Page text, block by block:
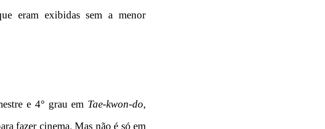
eram exibidas sem a menor
e 4° grau em Tae-kwon-do,
fazer cinema. Mas não é só em